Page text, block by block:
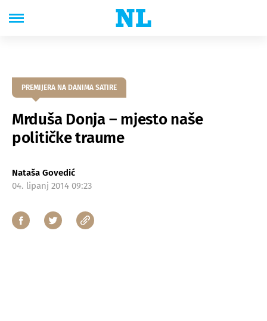
PREMIJERA NA DANIMA SATIRE
Mrduša Donja – mjesto naše
političke traume
Nataša Govedić
04. lipanj 2014 09:23